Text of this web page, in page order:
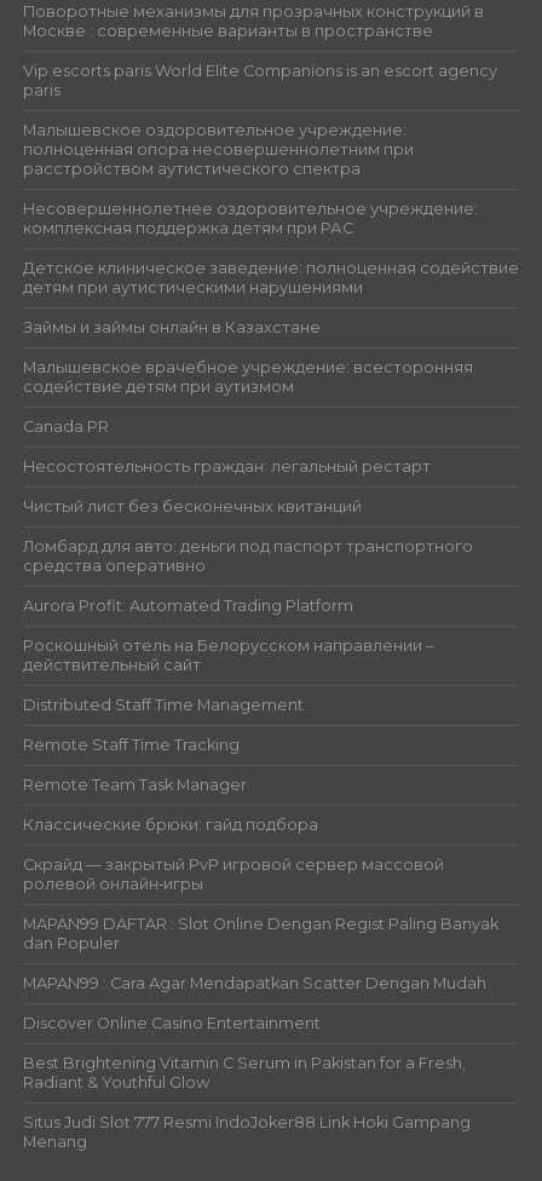
Поворотные механизмы для прозрачных конструкций в
Москве : современные варианты в пространстве
Vip escorts paris World Elite Companions is an escort agency
paris
Малышевское оздоровительное учреждение:
полноценная опора несовершеннолетним при
расстройством аутистического спектра
Несовершеннолетнее оздоровительное учреждение:
комплексная поддержка детям при РАС
Детское клиническое заведение: полноценная содействие
детям при аутистическими нарушениями
Займы и займы онлайн в Казахстане
Малышевское врачебное учреждение: всесторонняя
содействие детям при аутизмом
Canada PR
Несостоятельность граждан: легальный рестарт
Чистый лист без бесконечных квитанций
Ломбард для авто: деньги под паспорт транспортного
средства оперативно
Aurora Profit: Automated Trading Platform
Роскошный отель на Белорусском направлении –
действительный сайт
Distributed Staff Time Management
Remote Staff Time Tracking
Remote Team Task Manager
Классические брюки: гайд подбора
Скрайд — закрытый PvP игровой сервер массовой
ролевой онлайн‑игры
MAPAN99 DAFTAR : Slot Online Dengan Regist Paling Banyak
dan Populer
MAPAN99 : Cara Agar Mendapatkan Scatter Dengan Mudah
Discover Online Casino Entertainment
Best Brightening Vitamin C Serum in Pakistan for a Fresh,
Radiant & Youthful Glow
Situs Judi Slot 777 Resmi IndoJoker88 Link Hoki Gampang
Menang